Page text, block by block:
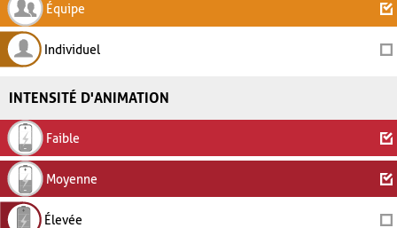
Équipe
Individuel
INTENSITÉ D'ANIMATION
Faible
Moyenne
Élevée